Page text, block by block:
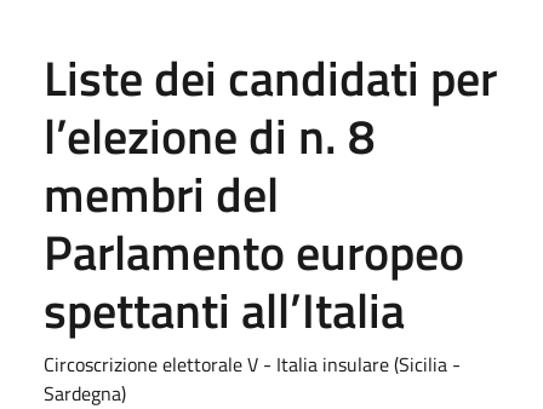
Liste dei candidati per
l’elezione di n. 8
membri del
Parlamento europeo
spettanti all’Italia
Circoscrizione elettorale V - Italia insulare (Sicilia -
Sardegna)